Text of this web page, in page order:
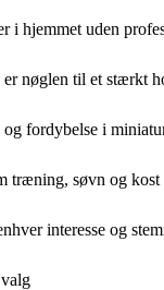
i hjemmet uden
nøglen til et stærkt
fordybelse i
træning, søvn og kost
interesse og